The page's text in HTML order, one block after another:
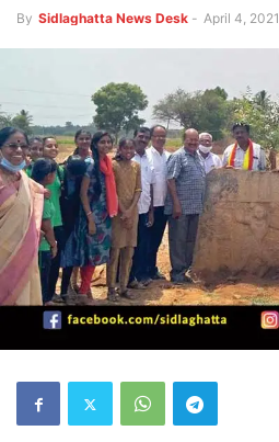
By Sidlaghatta News Desk - April 4, 2021